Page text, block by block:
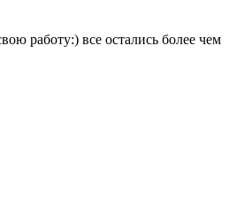
работу:) все остались более чем